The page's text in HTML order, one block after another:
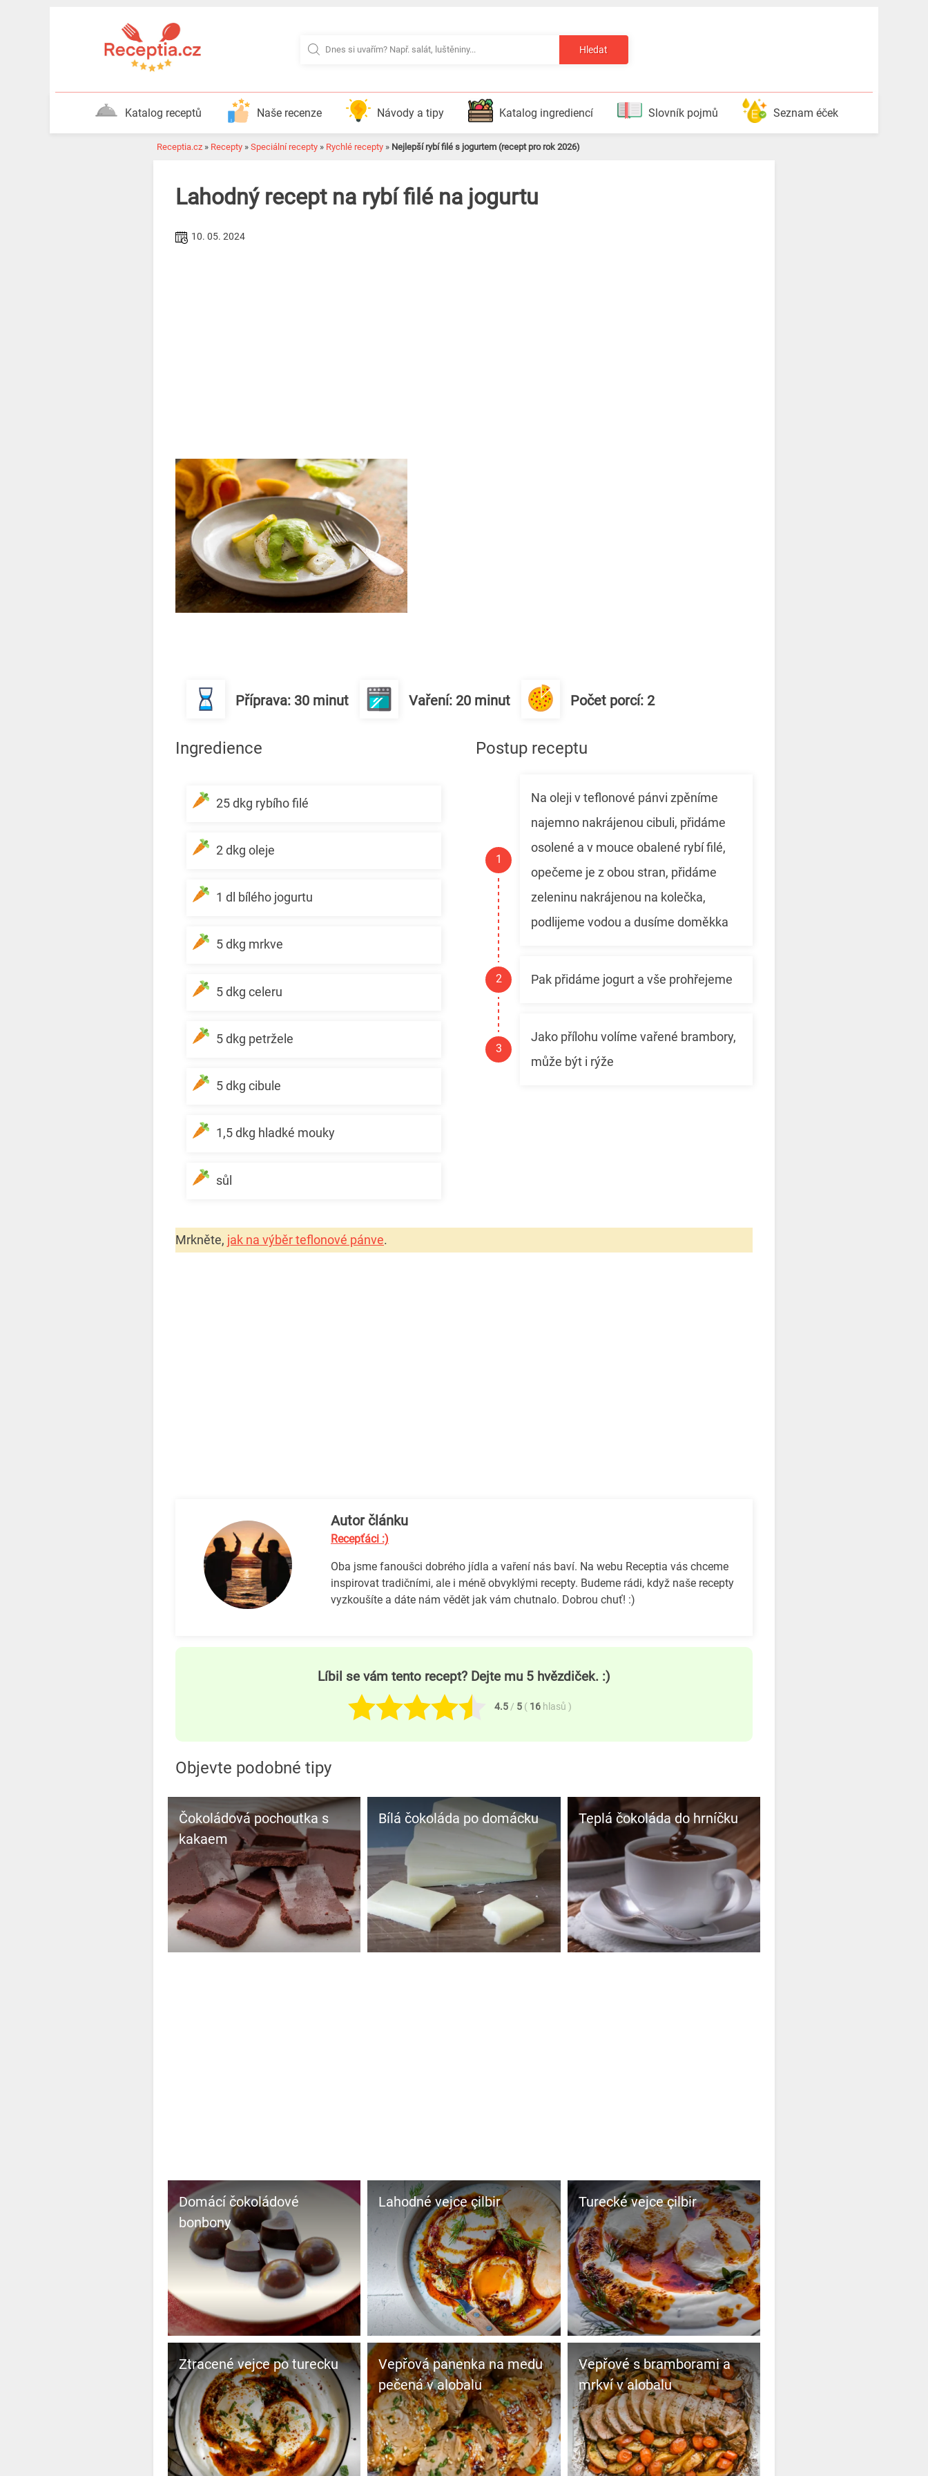
Hledat
Katalog receptů Naše recenze Návody a tipy Katalog ingrediencí Slovník pojmů Seznam éček
Receptia.cz » Recepty » Speciální recepty » Rychlé recepty » Nejlepší rybí filé s jogurtem (recept pro rok 2026)
Lahodný recept na rybí filé na jogurtu
10. 05. 2024
Příprava: 30 minut Vaření: 20 minut Počet porcí: 2
Ingredience
25 dkg rybího filé
2 dkg oleje
1 dl bílého jogurtu
5 dkg mrkve
5 dkg celeru
5 dkg petržele
5 dkg cibule
1,5 dkg hladké mouky
sůl
Postup receptu
Na oleji v teflonové pánvi zpěníme
najemno nakrájenou cibuli, přidáme
osolené a v mouce obalené rybí filé,
opečeme je z obou stran, přidáme
zeleninu nakrájenou na kolečka,
podlijeme vodou a dusíme doměkka
Pak přidáme jogurt a vše prohřejeme
Jako přílohu volíme vařené brambory,
může být i rýže
Mrkněte, jak na výběr teflonové pánve.
Autor článku
Recepťáci :)
Oba jsme fanoušci dobrého jídla a vaření nás baví. Na webu Receptia vás chceme
inspirovat tradičními, ale i méně obvyklými recepty. Budeme rádi, když naše recepty
vyzkoušíte a dáte nám vědět jak vám chutnalo. Dobrou chuť! :)
Líbil se vám tento recept? Dejte mu 5 hvězdiček. :)
4.5 / 5 ( 16 hlasů )
Objevte podobné tipy
Čokoládová pochoutka s
kakaem
Bílá čokoláda po domácku Teplá čokoláda do hrníčku
Domácí čokoládové
bonbony
Lahodné vejce çilbir Turecké vejce çilbir
Ztracené vejce po turecku
Vepřová panenka na medu
pečená v alobalu
Vepřové s bramborami a
mrkví v alobalu